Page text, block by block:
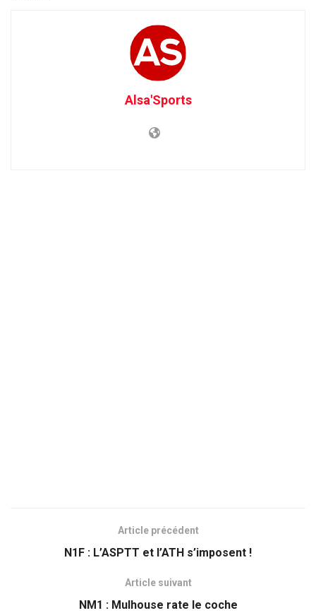
Alsa'Sports
Article précédent
N1F : L’ASPTT et l’ATH s’imposent !
Article suivant
NM1 : Mulhouse rate le coche